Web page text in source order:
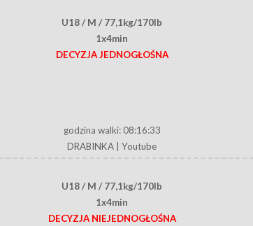
U18 / M / 77,1kg/170lb
1x4min
DECYZJA JEDNOGŁOŚNA
godzina walki: 08:16:33
DRABINKA
Youtube
U18 / M / 77,1kg/170lb
1x4min
DECYZJA NIEJEDNOGŁOŚNA